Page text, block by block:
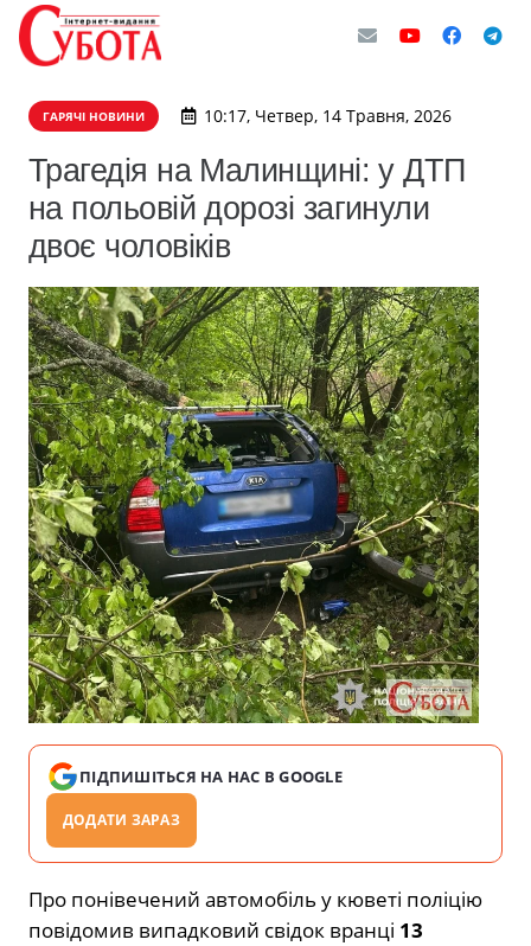
ГАРЯЧІ НОВИНИ 10:17, Четвер, 14 Травня, 2026
Трагедія на Малинщині: у ДТП
на польовій дорозі загинули
двоє чоловіків
ПІДПИШІТЬСЯ НА НАС В GOOGLE
ДОДАТИ ЗАРАЗ
Про понівечений автомобіль у кюветі поліцію
повідомив випадковий свідок вранці 13